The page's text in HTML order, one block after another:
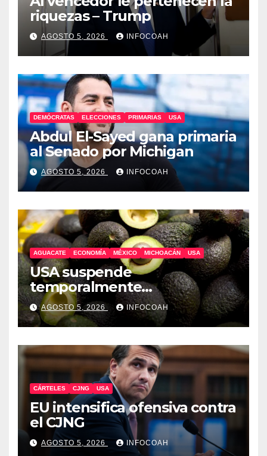
riquezas – Trump
AGOSTO 5, 2026 INFOCOAH
DEMÓCRATAS ELECCIONES PRIMARIAS USA
Abdul El-Sayed gana primaria
al Senado por Michigan
AGOSTO 5, 2026 INFOCOAH
AGUACATE ECONOMÍA MÉXICO MICHOACÁN USA
USA suspende
temporalmente
exportaciones de aguacate
michoacano
AGOSTO 5, 2026 INFOCOAH
CÁRTELES CJNG USA
EU intensifica ofensiva contra
el CJNG
AGOSTO 5, 2026 INFOCOAH